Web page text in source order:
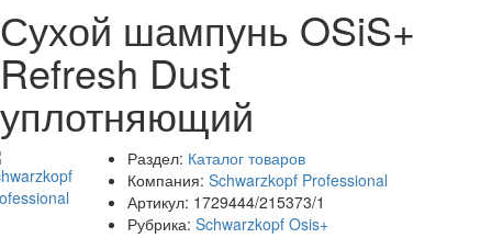
Сухой шампунь OSiS+
Refresh Dust
уплотняющий
Раздел: Каталог товаров
Компания: Schwarzkopf Professional
Артикул: 1729444/215373/1
Рубрика: Schwarzkopf Osis+